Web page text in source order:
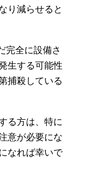
り減らせると
完全に設備さ
生する可能性
捕殺している
る方は、特に
意が必要にな
なれば幸いで